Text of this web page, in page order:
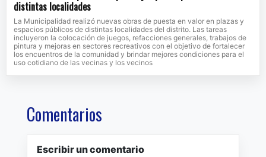
distintas localidades
La Municipalidad realizó nuevas obras de puesta en valor en plazas y
espacios públicos de distintas localidades del distrito. Las tareas
incluyeron la colocación de juegos, refacciones generales, trabajos de
pintura y mejoras en sectores recreativos con el objetivo de fortalecer
los encuentros de la comunidad y brindar mejores condiciones para el
uso cotidiano de las vecinas y los vecinos
Comentarios
Escribir un comentario